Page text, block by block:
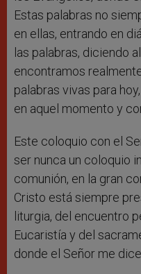
Estas palabras no
en ellas, entrando en
las palabras, diciendo
encontramos
palabras vivas para
en aquel momento y
Este coloquio con el
ser nunca un coloquio
comunión, en la gran
Cristo está siempre
liturgia, del encuentro
Eucaristía y del
donde el Señor me